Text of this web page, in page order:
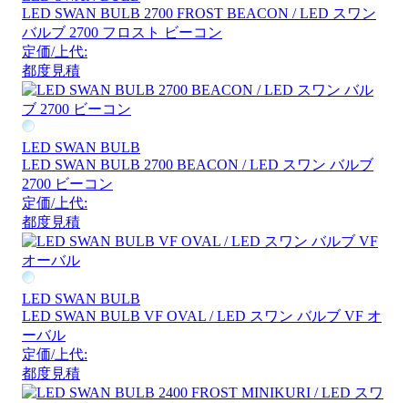
LED SWAN BULB 2700 FROST BEACON / LED スワン
バルブ 2700 フロスト ビーコン
定価/上代:
都度見積
LED SWAN BULB
LED SWAN BULB 2700 BEACON / LED スワン バルブ
2700 ビーコン
定価/上代:
都度見積
LED SWAN BULB
LED SWAN BULB VF OVAL / LED スワン バルブ VF オ
ーバル
定価/上代:
都度見積